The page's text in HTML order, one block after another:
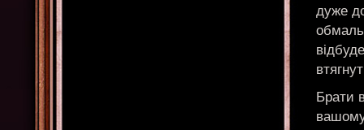
дуже
Брати